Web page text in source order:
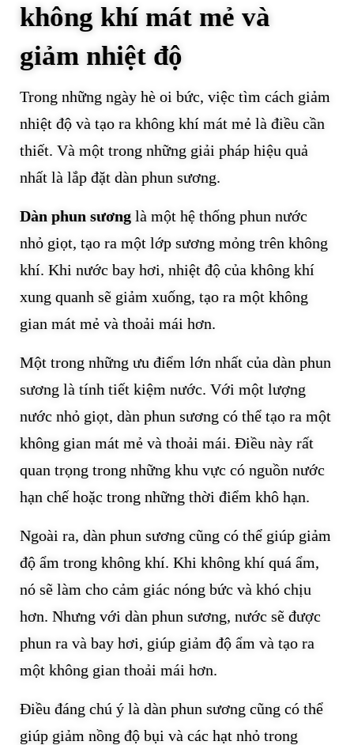
không khí mát mẻ và
giảm nhiệt độ
Trong những ngày hè oi bức, việc tìm cách giảm
nhiệt độ và tạo ra không khí mát mẻ là điều cần
thiết. Và một trong những giải pháp hiệu quả
nhất là lắp đặt dàn phun sương.
Dàn phun sương là một hệ thống phun nước
nhỏ giọt, tạo ra một lớp sương mỏng trên không
khí. Khi nước bay hơi, nhiệt độ của không khí
xung quanh sẽ giảm xuống, tạo ra một không
gian mát mẻ và thoải mái hơn.
Một trong những ưu điểm lớn nhất của dàn phun
sương là tính tiết kiệm nước. Với một lượng
nước nhỏ giọt, dàn phun sương có thể tạo ra một
không gian mát mẻ và thoải mái. Điều này rất
quan trọng trong những khu vực có nguồn nước
hạn chế hoặc trong những thời điểm khô hạn.
Ngoài ra, dàn phun sương cũng có thể giúp giảm
độ ẩm trong không khí. Khi không khí quá ẩm,
nó sẽ làm cho cảm giác nóng bức và khó chịu
hơn. Nhưng với dàn phun sương, nước sẽ được
phun ra và bay hơi, giúp giảm độ ẩm và tạo ra
một không gian thoải mái hơn.
Điều đáng chú ý là dàn phun sương cũng có thể
giúp giảm nồng độ bụi và các hạt nhỏ trong